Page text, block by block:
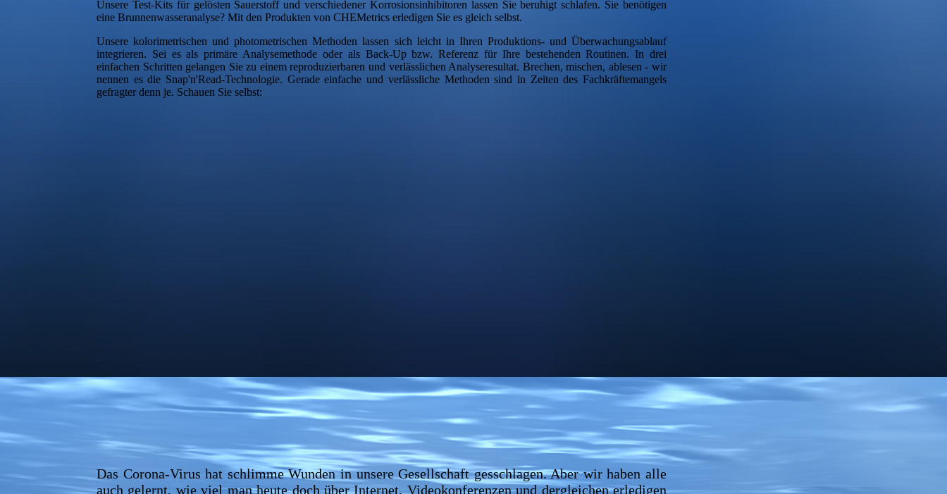
Unsere Test-Kits für gelösten Sauerstoff und verschiedener Korrosionsinhibitoren lassen Sie beruhigt schlafen. Sie benötigen
eine Brunnenwasseranalyse? Mit den Produkten von CHEMetrics erledigen Sie es gleich selbst.
Unsere kolorimetrischen und photometrischen Methoden lassen sich leicht in Ihren Produktions- und Überwachungsablauf
integrieren. Sei es als primäre Analysemethode oder als Back-Up bzw. Referenz für Ihre bestehenden Routinen. In drei
einfachen Schritten gelangen Sie zu einem reproduzierbaren und verlässlichen Analyseresultat. Brechen, mischen, ablesen - wir
nennen es die Snap'n'Read-Technologie. Gerade einfache und verlässliche Methoden sind in Zeiten des Fachkräftemangels
gefragter denn je. Schauen Sie selbst:
Das Corona-Virus hat schlimme Wunden in unsere Gesellschaft gesschlagen. Aber wir haben alle
auch gelernt, wie viel man heute doch über Internet, Videokonferenzen und dergleichen erledigen